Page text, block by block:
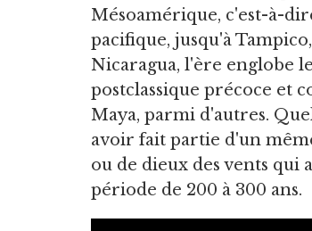
Mésoamérique, c'est-à-
pacifique, jusqu'à
Nicaragua, l'ère englobe
postclassique précoce et
Maya, parmi d'autres.
avoir fait partie d'un
ou de dieux des vents
période de 200 à 300 ans.